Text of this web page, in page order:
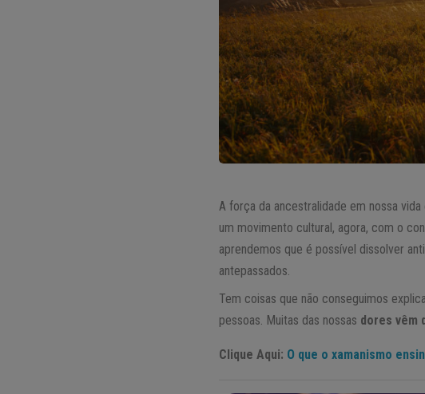
A força da ancestralidade em nossa
um movimento cultural, agora, com o
aprendemos que é possível dissolver
antepassados.
Tem coisas que não conseguimos
pessoas. Muitas das nossas dores vêm
Clique Aqui: O que o xamanismo